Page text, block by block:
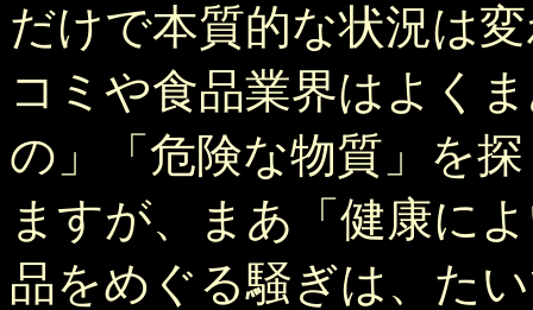
だけで本質的な状況は
コミや食品業界はよく
の」「危険な物質」を
ますが、まあ「健康に
品をめぐる騒ぎは、た